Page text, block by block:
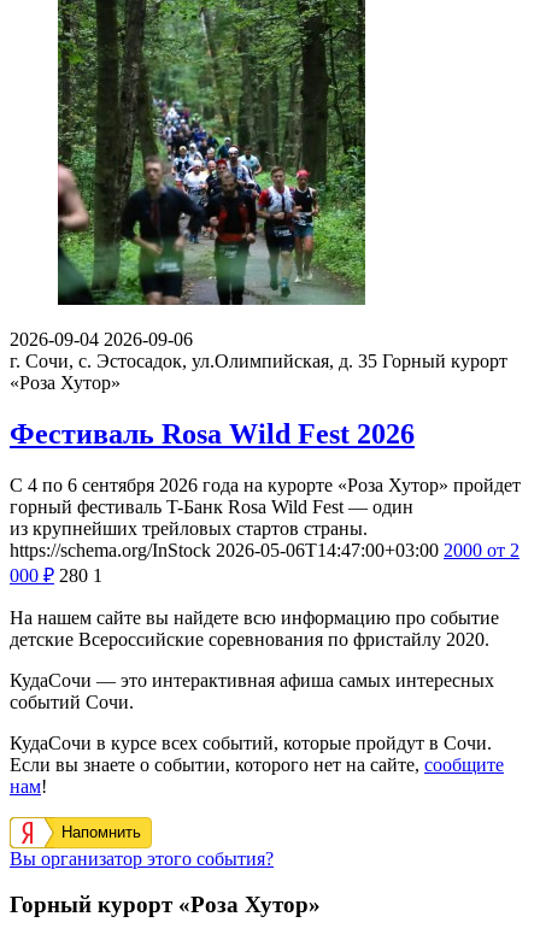
2026-09-04 2026-09-06
г. Сочи, с. Эстосадок, ул.Олимпийская, д. 35 Горный курорт
«Роза Хутор»
Фестиваль Rosa Wild Fest 2026
С 4 по 6 сентября 2026 года на курорте «Роза Хутор» пройдет
горный фестиваль T-Банк Rosa Wild Fest — один
из крупнейших трейловых стартов страны.
https://schema.org/InStock 2026-05-06T14:47:00+03:00 2000 от 2
000 ₽ 280 1
На нашем сайте вы найдете всю информацию про событие
детские Всероссийские соревнования по фристайлу 2020.
КудаСочи — это интерактивная афиша самых интересных
событий Сочи.
КудаСочи в курсе всех событий, которые пройдут в Сочи.
Если вы знаете о событии, которого нет на сайте, сообщите
нам!
Напомнить
Вы организатор этого события?
Горный курорт «Роза Хутор»